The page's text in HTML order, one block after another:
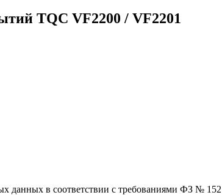
TQC VF2200 / VF2201
данных в соответствии с требованиями ФЗ №